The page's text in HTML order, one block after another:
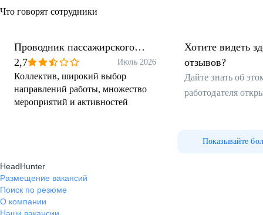
Что говорят сотрудники
Проводник пассажирского
вагона
2,7 Июль 2026
Коллектив, широкий выбор
направлений работы, множество
мероприятий и активностей
Хотите видеть
отзывов?
Дайте знать об
работодателя
Показывайте
HeadHunter
Размещение вакансий
Поиск по резюме
О компании